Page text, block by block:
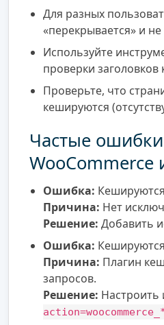
Для разных
«перекрывается» и
Используйте
проверки
Проверьте, что
кешируются
Частые
WooCommerce
Ошибка:
Причина: Нет
Решение: Добавить
Ошибка:
Причина: Плагин
запросов.
Решение: Настроить